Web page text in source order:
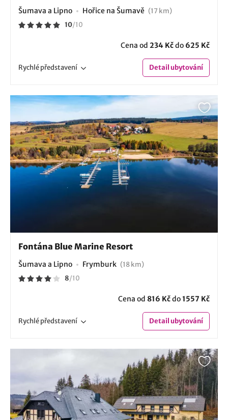
Šumava a Lipno Hořice na Šumavě (17 km)
10/10
Cena od 234 Kčdo 625 Kč
Rychlépředstavení Detailubytování
Fontána Blue Marine Resort
Šumava a Lipno Frymburk (18 km)
8/10
Cena od 816 Kčdo1557 Kč
Rychlépředstavení Detailubytování